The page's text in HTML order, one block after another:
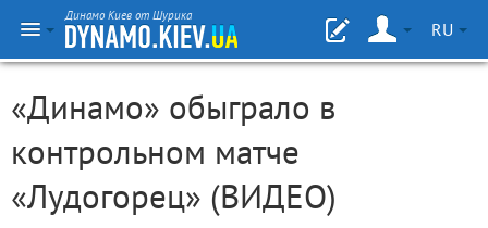
Динамо Киев от Шурика
RU
«Динамо» обыграло в
контрольном матче
«Лудогорец» (ВИДЕО)